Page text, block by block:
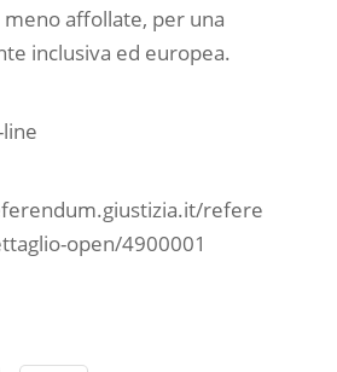
meno affollate, per una
inclusiva ed europea.
refere
open/4900001